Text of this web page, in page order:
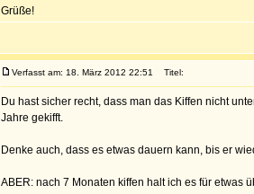
Grüße!
Verfasst am: 18. März 2012 22:51 Titel:
Du hast sicher recht, dass man das Kiffen nicht
Jahre gekifft.
Denke auch, dass es etwas dauern kann, bis er
ABER: nach 7 Monaten kiffen halt ich es für etwas